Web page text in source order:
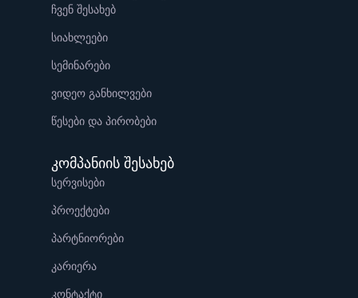
ჩვენ შესახებ
სიახლეები
სემინარები
ვიდეო განხილვები
წესები და პირობები
კომპანიის შესახებ
სერვისები
პროექტები
პარტნიორები
კარიერა
კონტაქტი